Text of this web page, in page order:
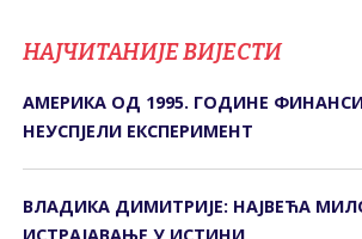
НАЈЧИТАНИЈЕ ВИЈЕСТИ
АМЕРИКА ОД 1995. ГОДИНЕ
НЕУСПЈЕЛИ ЕКСПЕРИМЕНТ
ВЛАДИКА ДИМИТРИЈЕ: НАЈВЕЋА